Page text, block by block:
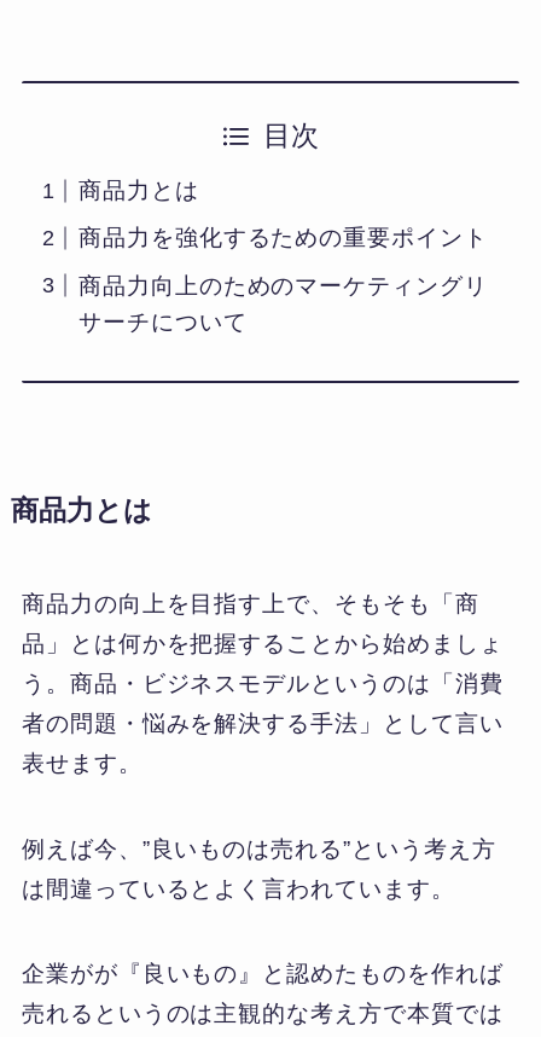
目次
商品力とは
商品力を強化するための重要ポイント
商品力向上のためのマーケティングリ
サーチについて
商品力とは
商品力の向上を目指す上で、そもそも「商
品」とは何かを把握することから始めましょ
う。商品・ビジネスモデルというのは「消費
者の問題・悩みを解決する手法」として言い
表せます。
例えば今、”良いものは売れる”という考え方
は間違っているとよく言われています。
企業がが『良いもの』と認めたものを作れば
売れるというのは主観的な考え方で本質では